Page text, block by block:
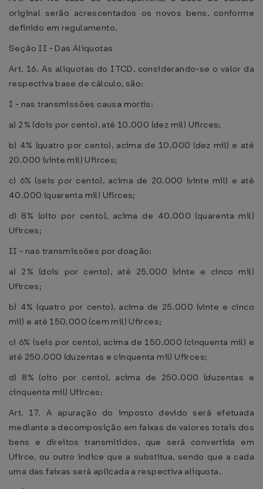
original serão acrescentados os novos bens, conforme
definido em regulamento.
Seção II - Das Alíquotas
Art. 16. As alíquotas do ITCD, considerando-se o valor da
respectiva base de cálculo, são:
I - nas transmissões causa mortis:
a) 2% (dois por cento), até 10.000 (dez mil) Ufirces;
b) 4% (quatro por cento), acima de 10.000 (dez mil) e até
20.000 (vinte mil) Ufirces;
c) 6% (seis por cento), acima de 20.000 (vinte mil) e até
40.000 (quarenta mil) Ufirces;
d) 8% (oito por cento), acima de 40.000 (quarenta mil)
Ufirces;
II - nas transmissões por doação:
a) 2% (dois por cento), até 25.000 (vinte e cinco mil)
Ufirces;
b) 4% (quatro por cento), acima de 25.000 (vinte e cinco
mil) e até 150.000 (cem mil) Ufirces;
c) 6% (seis por cento), acima de 150.000 (cinquenta mil) e
até 250.000 (duzentas e cinquenta mil) Ufirces;
d) 8% (oito por cento), acima de 250.000 (duzentas e
cinquenta mil) Ufirces;
Art. 17. A apuração do imposto devido será efetuada
mediante a decomposição em faixas de valores totais dos
bens e direitos transmitidos, que será convertida em
Ufirce, ou outro índice que a substitua, sendo que a cada
uma das faixas será aplicada a respectiva alíquota.